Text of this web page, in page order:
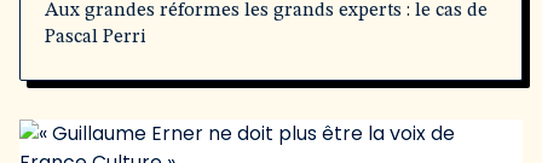
Aux grandes réformes les grands experts : le cas de
Pascal Perri